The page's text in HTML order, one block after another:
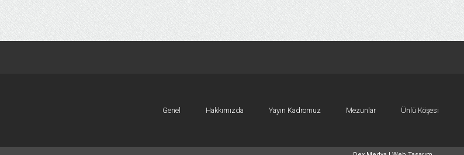
Genel Hakkımızda Yayın Kadromuz Mezunlar Ünlü Köşesi